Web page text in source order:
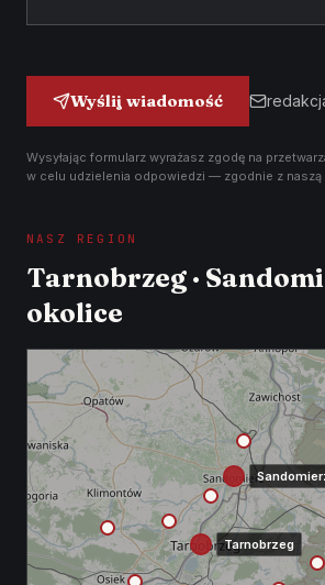
Wyślij wiadomość
Wysyłając formularz wyrażasz zgodę na
w celu udzielenia odpowiedzi — zgodnie z naszą
NASZ REGION
Tarnobrzeg ·
okolice
Tarnobrzeg